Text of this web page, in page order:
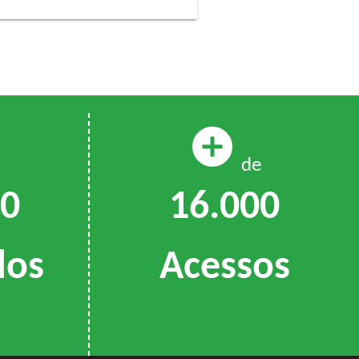
add_circle de
16.000
Acessos